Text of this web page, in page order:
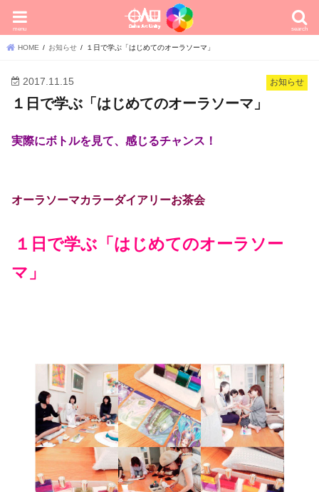
search
menu
HOME お知らせ １日で学ぶ「はじめてのオーラソーマ」
お知らせ
2017.11.15
１日で学ぶ「はじめてのオーラソーマ」
実際にボトルを見て、感じるチャンス！
オーラソーマカラーダイアリーお茶会
１日で学ぶ「はじめてのオーラソー
マ」